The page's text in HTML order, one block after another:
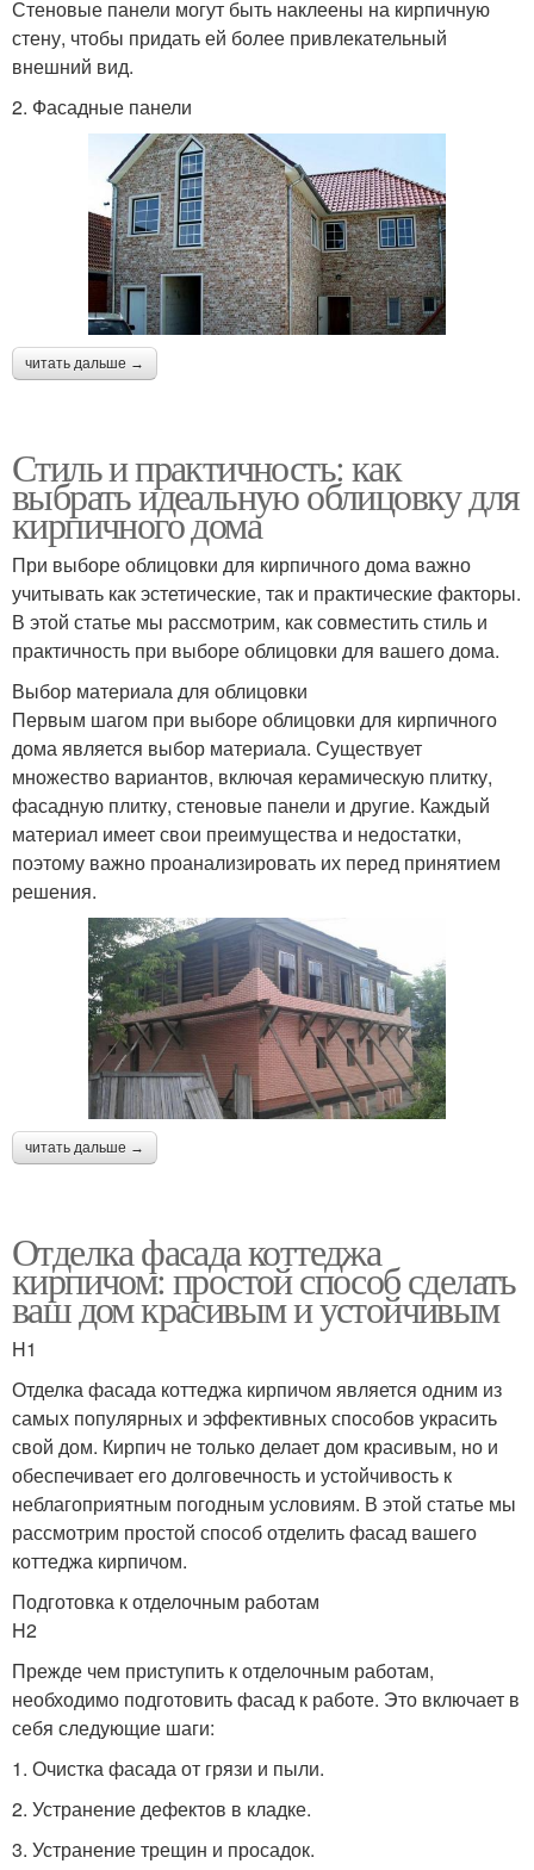
Стеновые панели могут быть наклеены на кирпичную
стену, чтобы придать ей более привлекательный
внешний вид.
2. Фасадные панели
читать дальше →
Стиль и практичность: как
выбрать идеальную облицовку для
кирпичного дома
При выборе облицовки для кирпичного дома важно
учитывать как эстетические, так и практические факторы.
В этой статье мы рассмотрим, как совместить стиль и
практичность при выборе облицовки для вашего дома.
Выбор материала для облицовки
Первым шагом при выборе облицовки для кирпичного
дома является выбор материала. Существует
множество вариантов, включая керамическую плитку,
фасадную плитку, стеновые панели и другие. Каждый
материал имеет свои преимущества и недостатки,
поэтому важно проанализировать их перед принятием
решения.
читать дальше →
Отделка фасада коттеджа
кирпичом: простой способ сделать
ваш дом красивым и устойчивым
H1
Отделка фасада коттеджа кирпичом является одним из
самых популярных и эффективных способов украсить
свой дом. Кирпич не только делает дом красивым, но и
обеспечивает его долговечность и устойчивость к
неблагоприятным погодным условиям. В этой статье мы
рассмотрим простой способ отделить фасад вашего
коттеджа кирпичом.
Подготовка к отделочным работам
H2
Прежде чем приступить к отделочным работам,
необходимо подготовить фасад к работе. Это включает в
себя следующие шаги:
1. Очистка фасада от грязи и пыли.
2. Устранение дефектов в кладке.
3. Устранение трещин и просадок.